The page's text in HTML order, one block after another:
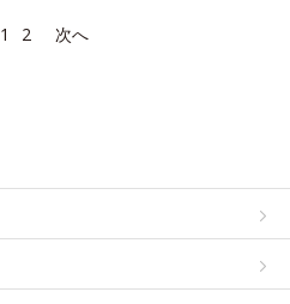
1 2 次へ